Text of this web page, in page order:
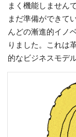
まく機能しません
まだ準備ができて
んどの漸進的イノ
りました。これは
的なビジネスモデル